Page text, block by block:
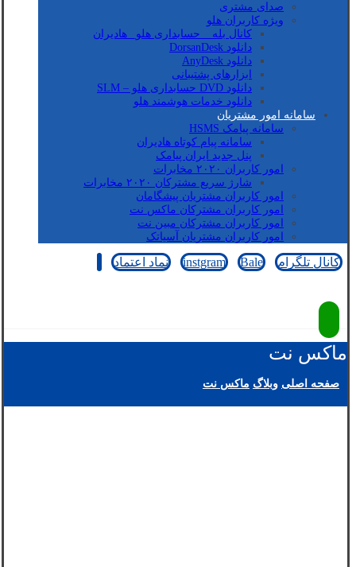
صدای مشتری
ویژه کاربران هلو
کانال بله _ حسابداری هلو_ هادیران
دانلود DorsanDesk
دانلود AnyDesk
ابزارهای پشتیبانی
دانلود DVD حسابداری هلو – SLM
دانلود خدمات هوشمند هلو
سامانه امور مشتریان
سامانه پیامک HSMS
سامانه پیام کوتاه هادیران
پنل جدید ایران پیامک
امور کاربران ۲۰۲۰ مخابرات
شارژ سریع مشترکان ۲۰۲۰ مخابرات
امور کاربران مشتریان پیشگامان
امور کاربران مشترکان ماکس نت
امور کاربران مشترکان مبین نت
امور کاربران مشتریان آسیاتک
کانال تلگرام instgram Bale نماد اعتماد
ماکس نت
صفحه اصلی وبلاگ ماکس نت